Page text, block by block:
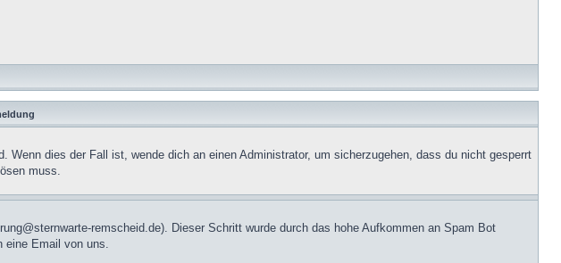
dies der Fall ist, wende dich an einen Administrator, um sicherzugehen, dass du nicht gesperrt
muss.
remscheid.de). Dieser Schritt wurde durch das hohe Aufkommen an Spam Bot
eine Email von uns.